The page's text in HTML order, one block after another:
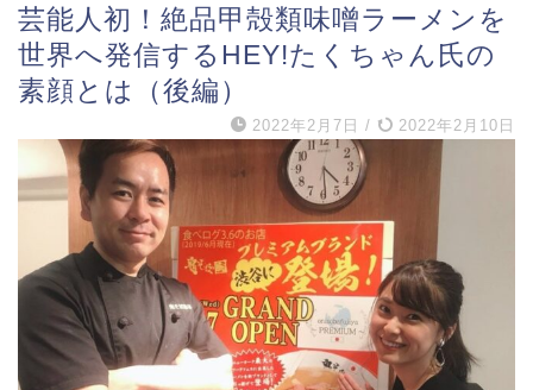
芸能人初！絶品甲殻類味噌ラーメンを
世界へ発信するHEY!たくちゃん氏の
素顔とは（後編）
2022年2月7日 / 2022年2月10日